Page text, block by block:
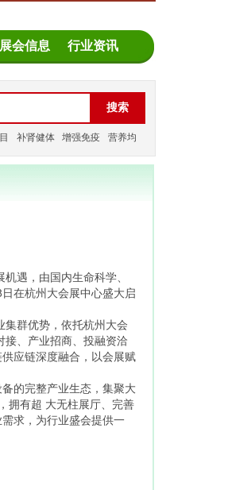
展会信息 行业资讯
补肾健体 增强免疫
营养均
遇，由国内生命科学、
在杭州大会展中心盛大启
群优势，依托杭州大会
、产业招商、投融资洽
应链深度融合，以会展赋
的完整产业生态，集聚大
拥有超 大无柱展厅、完善
求，为行业盛会提供一